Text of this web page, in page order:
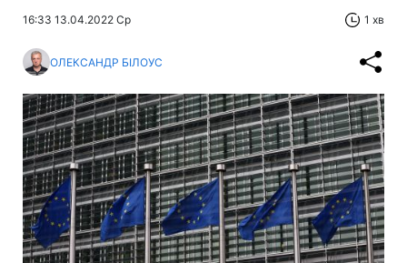
16:33 13.04.2022 Ср 1 хв
ОЛЕКСАНДР БІЛОУС